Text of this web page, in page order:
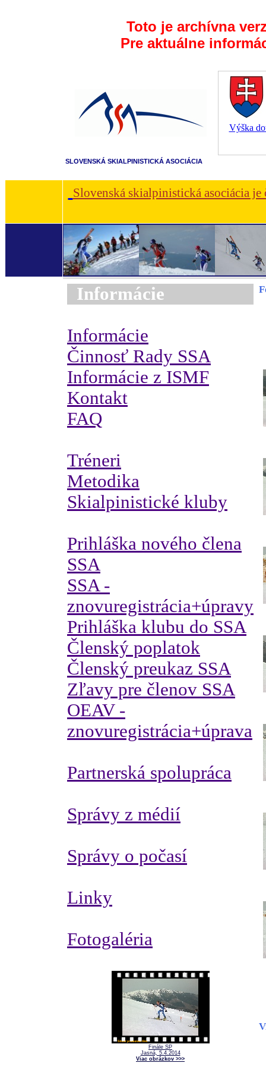
Toto je archívna
Pre aktuálne
Výška
SLOVENSKÁ SKIALPINISTICKÁ ASOCIÁCIA
Slovenská skialpinistická asociácia
Informácie
Informácie
Činnosť Rady SSA
Informácie z ISMF
Kontakt
FAQ
Tréneri
Metodika
Skialpinistické kluby
Prihláška nového člena
SSA
SSA -
znovuregistrácia+úpravy
Prihláška klubu do SSA
Členský poplatok
Členský preukaz SSA
Zľavy pre členov SSA
OEAV -
znovuregistrácia+úprava
Partnerská spolupráca
Správy z médií
Správy o počasí
Linky
Fotogaléria
Finále SP
Jasná, 5.4.2014
Viac obrázkov >>>